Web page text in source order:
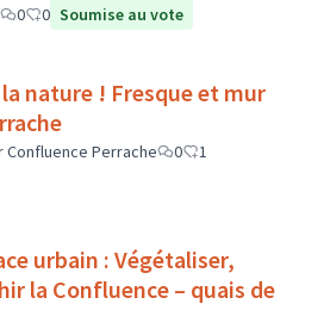
0 0 Soumise au vote
la nature ! Fresque et mur
Perrache 0
1
urbain : Végétaliser,
la Confluence – quais de